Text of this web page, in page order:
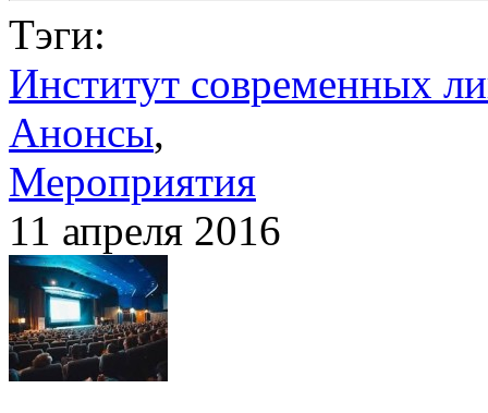
Тэги:
Институт современных
Анонсы,
Мероприятия
11 апреля 2016